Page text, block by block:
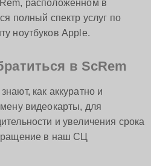
расположенном в
полный спектр услуг по
ноутбуков Apple.
в ScRem
как аккуратно и
видеокарты, для
и увеличения срока
в наш СЦ